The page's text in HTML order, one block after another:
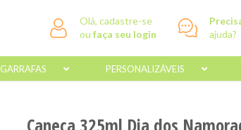
Olá, cadastre-se
oufaça seu login
ajuda?
GARRAFAS PERSONALIZÁVEIS
Caneca 325ml Dia dos